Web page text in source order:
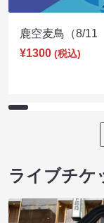
鹿空麦鳥（8/11
¥1300 (税込)
ライブチケ